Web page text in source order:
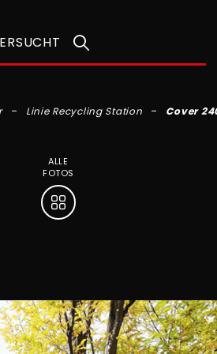
Linie Recycling Station Cover
ALLE
FOTOS